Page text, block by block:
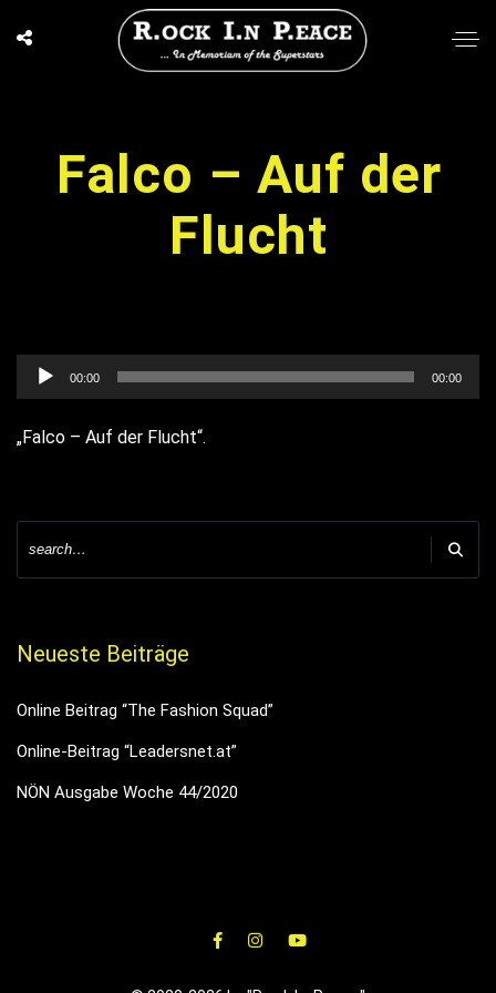
Falco – Auf der
Flucht
Audio-
Player
00:00 00:00
„Falco – Auf der Flucht“.
Neueste Beiträge
Online Beitrag “The Fashion Squad”
Online-Beitrag “Leadersnet.at”
NÖN Ausgabe Woche 44/2020